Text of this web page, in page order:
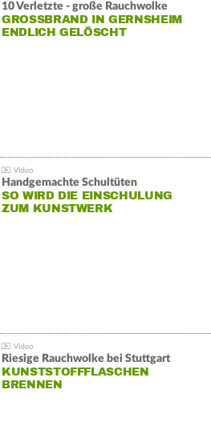
10 Verletzte - große Rauchwolke
GROSSBRAND IN GERNSHEIM E
NDLICH GELÖSCHT
Handgemachte Schultüten
SO WIRD DIE EINSCHULUNG
ZUM KUNSTWERK
Riesige Rauchwolke bei Stuttgart
KUNSTSTOFFFLASCHEN
BRENNEN